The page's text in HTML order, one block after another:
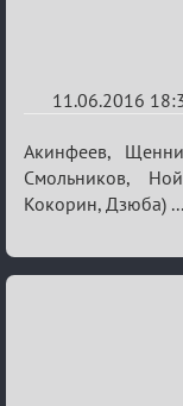
11.06.2016
Re:
Евро
2016
Акинфеев,
Смольников,
Кокорин, Дзюба)